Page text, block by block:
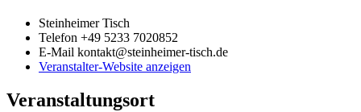
Steinheimer Tisch
Telefon +49 5233 7020852
E-Mail kontakt@steinheimer-tisch.de
Veranstalter-Website anzeigen
Veranstaltungsort